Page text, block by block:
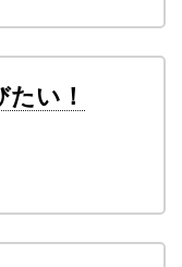
い！